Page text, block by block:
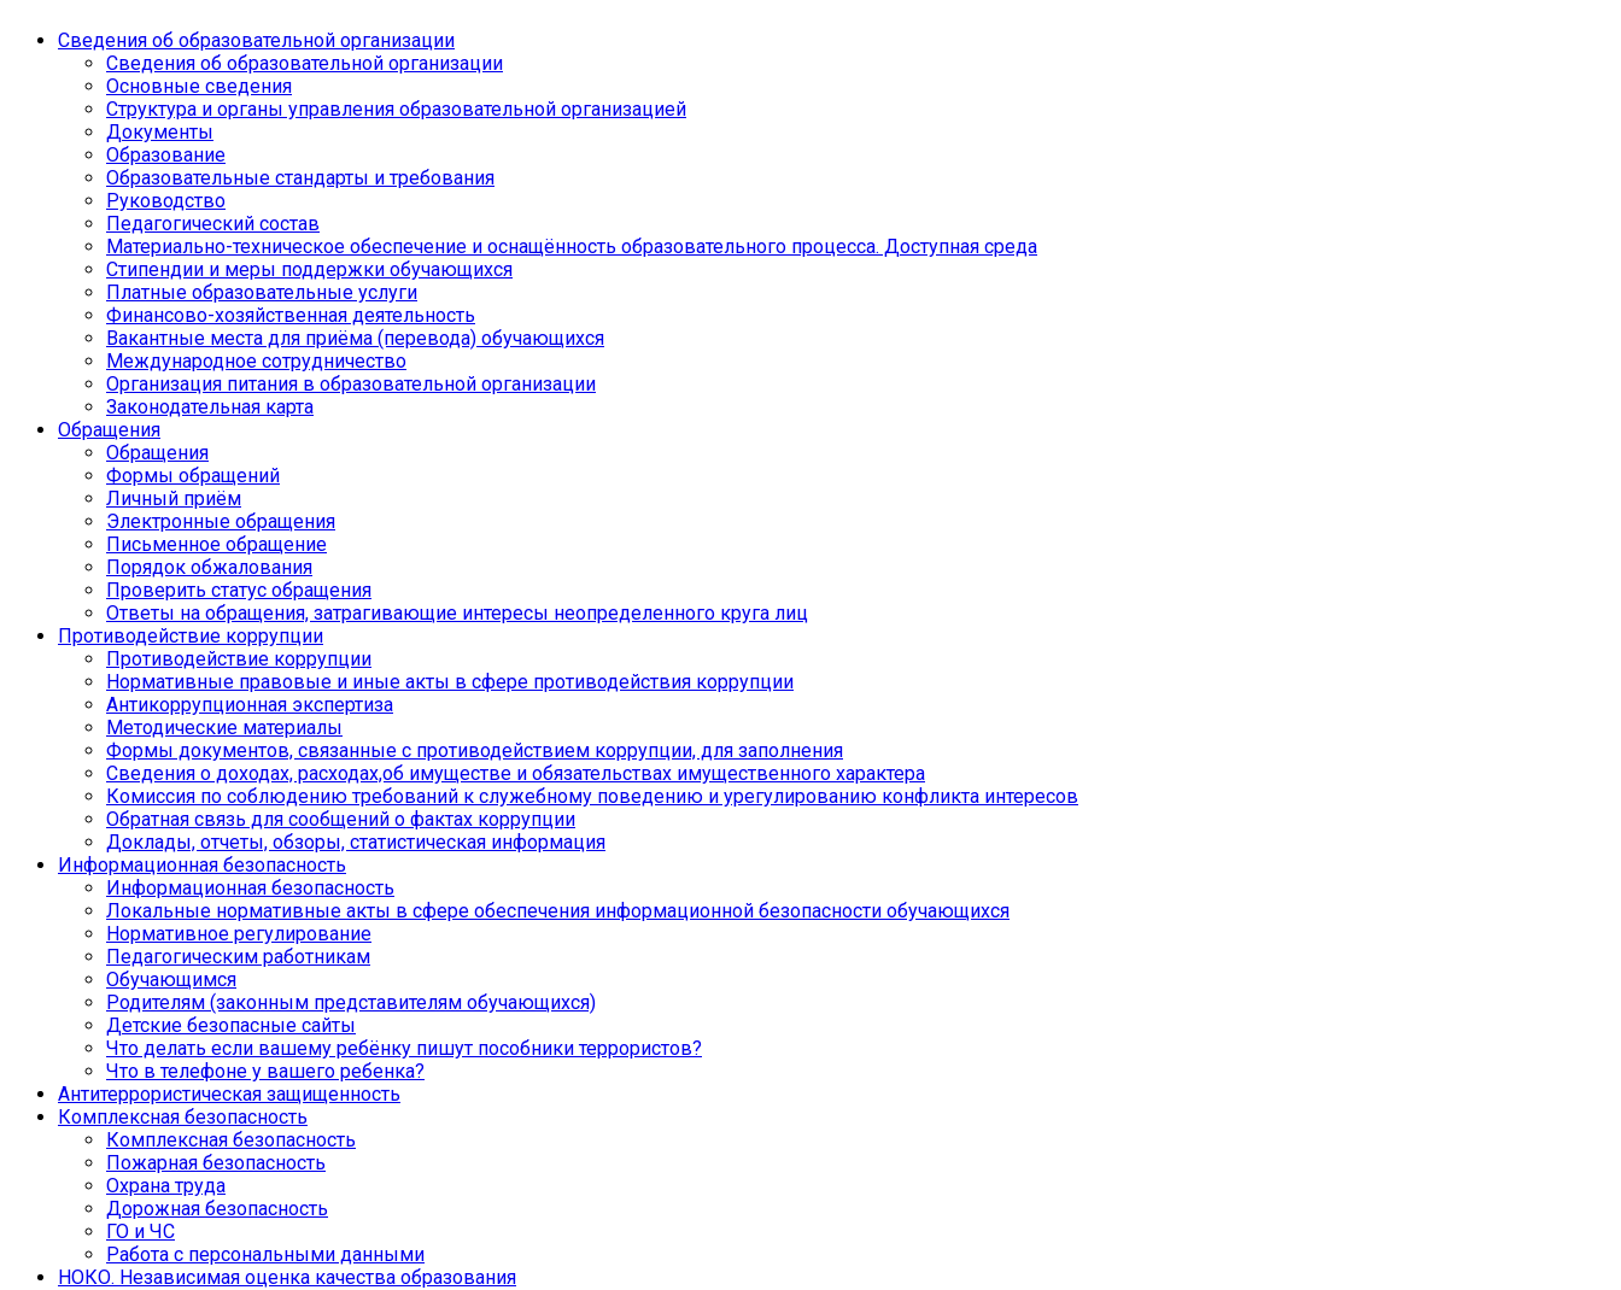
Сведения об образовательной организации
Сведения об образовательной организации
Основные сведения
Структура и органы управления образовательной организацией
Документы
Образование
Образовательные стандарты и требования
Руководство
Педагогический состав
Материально-техническое обеспечение и оснащённость образовательного процесса. Доступная среда
Стипендии и меры поддержки обучающихся
Платные образовательные услуги
Финансово-хозяйственная деятельность
Вакантные места для приёма (перевода) обучающихся
Международное сотрудничество
Организация питания в образовательной организации
Законодательная карта
Обращения
Обращения
Формы обращений
Личный приём
Электронные обращения
Письменное обращение
Порядок обжалования
Проверить статус обращения
Ответы на обращения, затрагивающие интересы неопределенного круга лиц
Противодействие коррупции
Противодействие коррупции
Нормативные правовые и иные акты в сфере противодействия коррупции
Антикоррупционная экспертиза
Методические материалы
Формы документов, связанные с противодействием коррупции, для заполнения
Сведения о доходах, расходах,об имуществе и обязательствах имущественного характера
Комиссия по соблюдению требований к служебному поведению и урегулированию конфликта интересов
Обратная связь для сообщений о фактах коррупции
Доклады, отчеты, обзоры, статистическая информация
Информационная безопасность
Информационная безопасность
Локальные нормативные акты в сфере обеспечения информационной безопасности обучающихся
Нормативное регулирование
Педагогическим работникам
Обучающимся
Родителям (законным представителям обучающихся)
Детские безопасные сайты
Что делать если вашему ребёнку пишут пособники террористов?
Что в телефоне у вашего ребенка?
Антитеррористическая защищенность
Комплексная безопасность
Комплексная безопасность
Пожарная безопасность
Охрана труда
Дорожная безопасность
ГО и ЧС
Работа с персональными данными
НОКО. Независимая оценка качества образования